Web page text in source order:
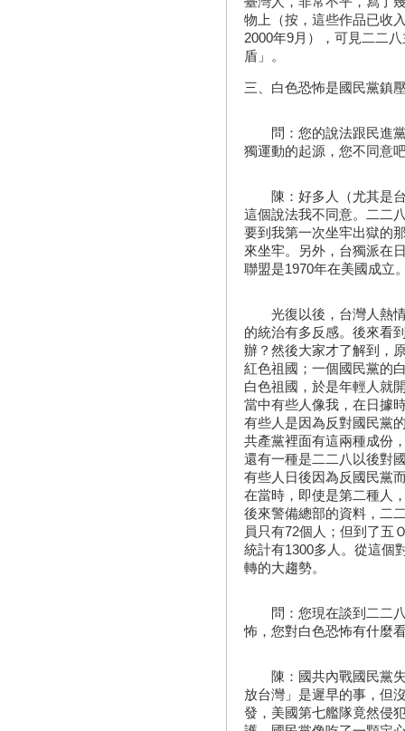
物上（按，這些作品已收
2000年9月），可見二二
盾」。
三、白色恐怖是國民黨鎮
問：您的說法跟民進黨
獨運動的起源，您不同意
陳：好多人（尤其是台
這個說法我不同意。二二
要到我第一次坐牢出獄的
來坐牢。另外，台獨派在
聯盟是1970年在美國成立
光復以後，台灣人熱情
的統治有多反感。後來看
辦？然後大家才了解到，
紅色祖國；一個國民黨的
白色祖國，於是年輕人就
當中有些人像我，在日據
有些人是因為反對國民黨
共產黨裡面有這兩種成份
還有一種是二二八以後對
有些人日後因為反國民黨
在當時，即使是第二種人
後來警備總部的資料，二
員只有72個人；但到了五
統計有1300多人。從這個
轉的大趨勢。
問：您現在談到二二八
怖，您對白色恐怖有什麼
陳：國共內戰國民黨失
放台灣」是遲早的事，但
發，美國第七艦隊竟然侵